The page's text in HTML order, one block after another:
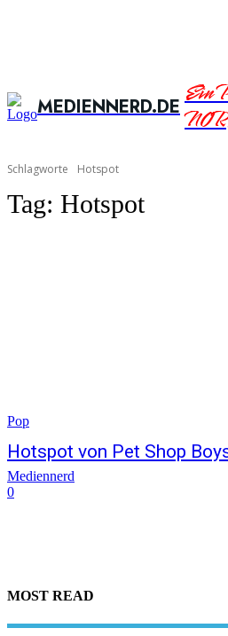
MEDIENNERD.DEEin
Schlagworte Hotspot
Tag: Hotspot
Pop
Hotspot von Pet Shop
Mediennerd
0
MOST READ